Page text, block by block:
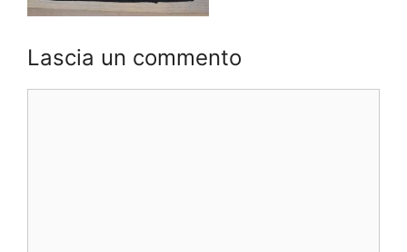
Lascia un commento